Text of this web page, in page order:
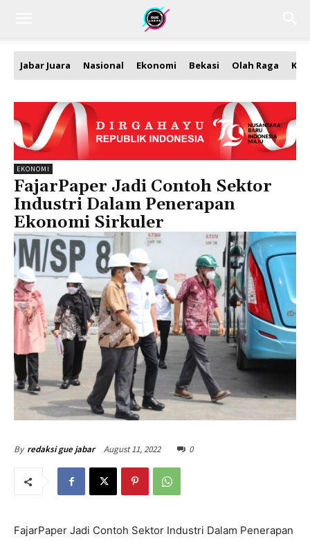
Jabar Juara Nasional Ekonomi Bekasi Olah Raga
EKONOMI
FajarPaper Jadi Contoh Sektor
Industri Dalam Penerapan
Ekonomi Sirkuler
By redaksi gue jabar August 11, 2022 0
FajarPaper Jadi Contoh Sektor Industri Dalam Penerapan